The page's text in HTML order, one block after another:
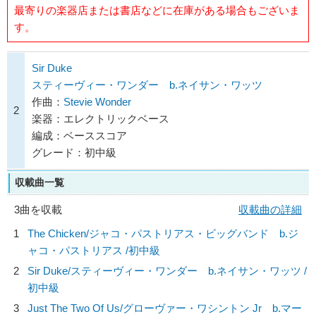
最寄りの楽器店または書店などに在庫がある場合もございま
す。
2
Sir Duke
スティーヴィー・ワンダー b.ネイサン・ワッツ
作曲： Stevie Wonder
楽器：エレクトリックベース
編成：ベーススコア
グレード：初中級
収載曲一覧
3曲を収載
収載曲の詳細
1
The Chicken/ジャコ・パストリアス・ビッグバンド b.ジ
ャコ・パストリアス /初中級
2
Sir Duke/スティーヴィー・ワンダー b.ネイサン・ワッツ /
初中級
3
Just The Two Of Us/グローヴァー・ワシントン Jr b.マー